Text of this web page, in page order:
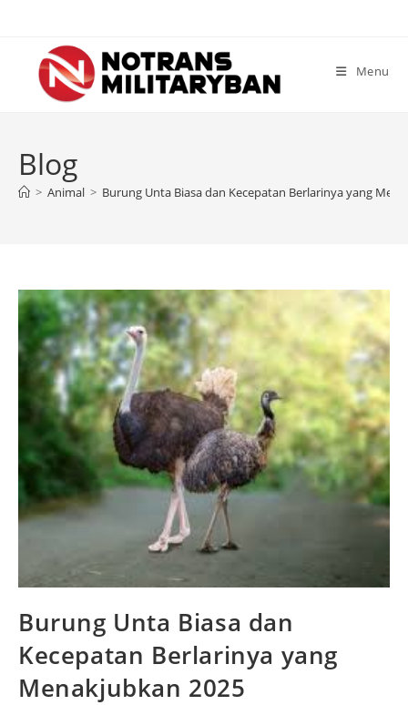
content
Menu
Blog
> Animal > Burung Unta Biasa dan Kecepatan Berlarinya yang
Burung Unta Biasa dan
Kecepatan Berlarinya yang
Menakjubkan 2025